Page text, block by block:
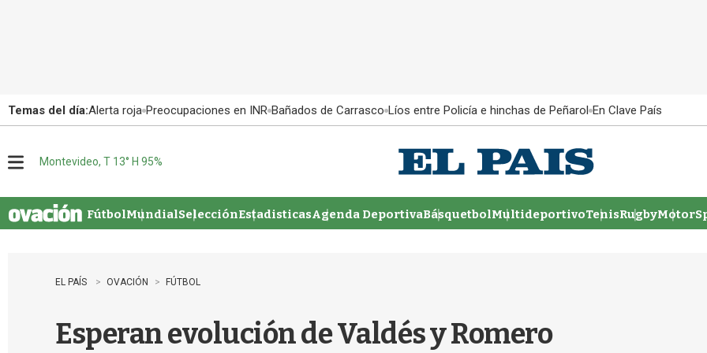
Temas del día:Alerta roja Preocupaciones en INR Bañados de Carrasco Líos entre Policía e hinchas de Peñarol En Clave País
u
Montevideo, T 13° H 95%
FútbolMundialSelecciónEstadisticasAgenda DeportivaBásquetbolMultideportivoTenisRugby
EL PAÍS OVACIÓN FÚTBOL
Esperan evolución de Valdés y Romero